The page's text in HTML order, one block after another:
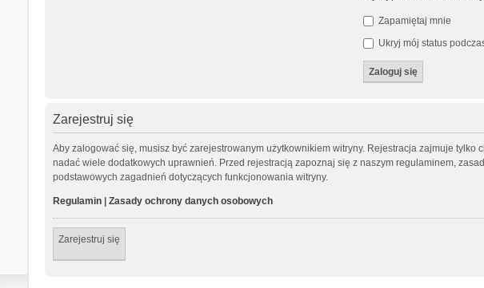
Zapamiętaj mnie
Ukryj mój status
Zarejestruj się
Aby zalogować się, musisz być zarejestrowanym użytkownikiem witryny. Rejestracja zajmuje
nadać wiele dodatkowych uprawnień. Przed rejestracją zapoznaj się z naszym regulaminem,
podstawowych zagadnień dotyczących funkcjonowania witryny.
Regulamin| Zasady ochrony danych osobowych
Zarejestruj się